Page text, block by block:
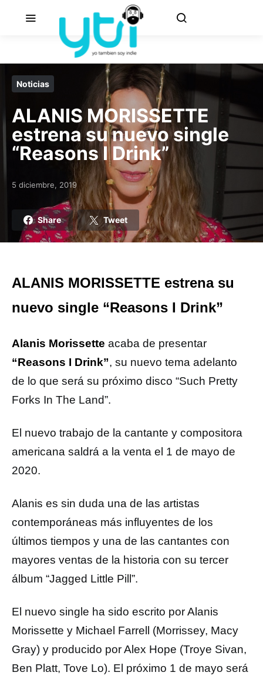
Noticias
ALANIS MORISSETTE
estrena su nuevo single
“Reasons I Drink”
Posted on
5 diciembre, 2019
Share Tweet
ALANIS MORISSETTE estrena su
nuevo single “Reasons I Drink”
Alanis Morissette acaba de presentar
“Reasons I Drink”, su nuevo tema adelanto
de lo que será su próximo disco “Such Pretty
Forks In The Land”.
El nuevo trabajo de la cantante y compositora
americana saldrá a la venta el 1 de mayo de
2020.
Alanis es sin duda una de las artistas
contemporáneas más influyentes de los
últimos tiempos y una de las cantantes con
mayores ventas de la historia con su tercer
álbum “Jagged Little Pill”.
El nuevo single ha sido escrito por Alanis
Morissette y Michael Farrell (Morrissey, Macy
Gray) y producido por Alex Hope (Troye Sivan,
Ben Platt, Tove Lo). El próximo 1 de mayo será